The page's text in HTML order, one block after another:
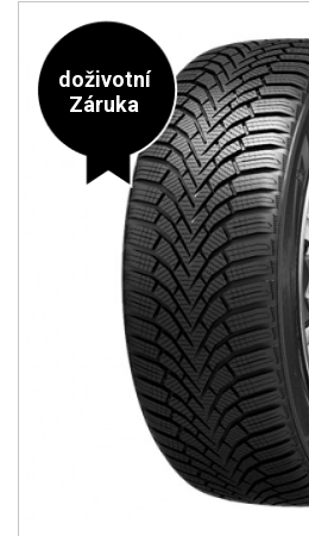
doživotní
Záruka